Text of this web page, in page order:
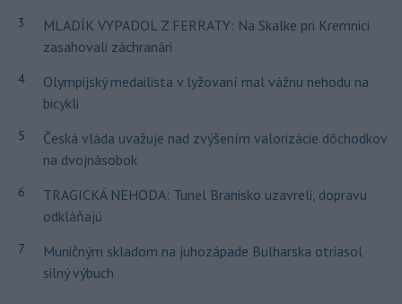
3
MLADÍK VYPADOL Z FERRATY: Na Skalke pri Kremnici
zasahovali záchranári
4
Olympijský medailista v lyžovaní mal vážnu nehodu na
bicykli
5
Česká vláda uvažuje nad zvýšením valorizácie dôchodkov
na dvojnásobok
6
TRAGICKÁ NEHODA: Tunel Branisko uzavreli, dopravu
odkláňajú
7
Muničným skladom na juhozápade Bulharska otriasol
silný výbuch